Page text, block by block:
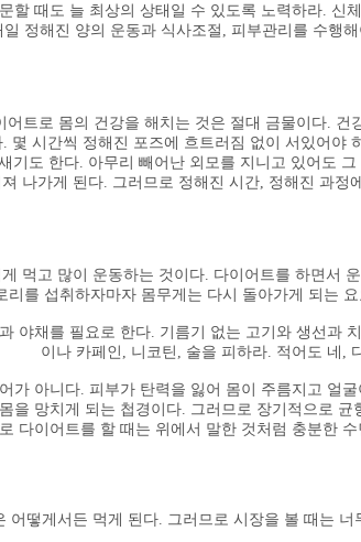
할 때도 늘 최상의 상태일 수 있도록 노력하라.
일 정해진 양의 운동과 식사조절, 피부관리를 수행
트로 몸의 건강을 해치는 것은 절대 금물이다.
몇 시간씩 정해진 포즈에 흐트러짐 없이 서있어
기도 한다. 아무리 빼어난 외모를 지니고 있어도
나가게 된다. 그러므로 정해진 시간, 정해진 과
먹고 많이 운동하는 것이다. 다이어트를 하면서
리를 섭취하자마자 몸무게는 다시 돌아가게 되는
야채를 필요로 한다. 기름기 없는 고기와 생선과
이나 카페인, 니코틴, 술을 피하라. 적어도 네,
가 아니다. 피부가 탄력을 잃어 몸이 주름지고 얼
을 망치게 되는 첩경이다. 그러므로 장기적으로
다이어트를 할 때는 위에서 말한 것처럼 충분한
어떻게서든 먹게 된다. 그러므로 시장을 볼 때는